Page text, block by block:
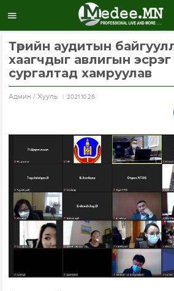
Төрийн аудитын
хаагчдыг авлигын
сургалтад хамруулав
Aдмин / Хууль 2021.10.26